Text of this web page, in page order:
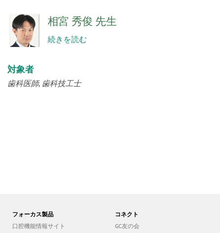
相宮 秀俊 先生
続きを読む
対象者
歯科医師 歯科技工士
フォーカス製品
口腔機能情報サイト
コネクト
GC友の会